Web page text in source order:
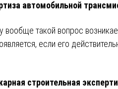
автомобильной
вообще такой вопрос
если его
строительная